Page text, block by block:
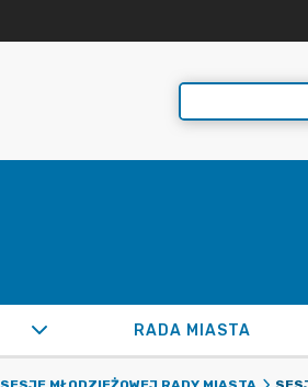
RADA MIASTA